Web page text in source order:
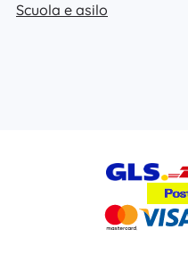
Scuola e asilo